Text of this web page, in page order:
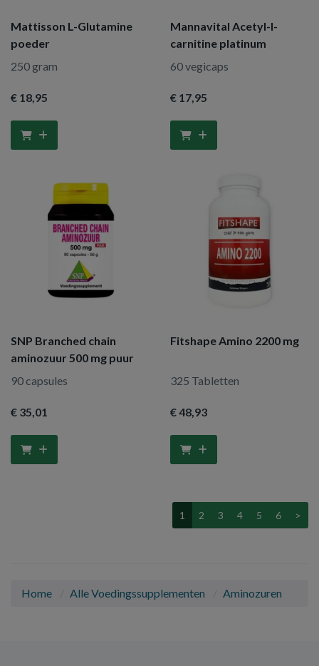
Mattisson L-Glutamine
poeder
250 gram
€ 18,95
Mannavital Acetyl-l-
carnitine platinum
60 vegicaps
€ 17,95
SNP Branched chain
aminozuur 500 mg puur
90 capsules
€ 35,01
Fitshape Amino 2200 mg
325 Tabletten
€ 48,93
1 2 3 4 5 6 >
Home Alle Voedingssupplementen Aminozuren